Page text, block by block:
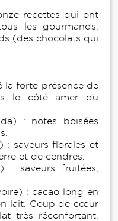
recettes qui ont
les gourmands,
(des chocolats qui
la forte présence de
le côté amer du
: notes boisées
: saveurs florales et
et de cendres.
: saveurs fruitées,
: cacao long en
lait. Coup de cœur
très réconfortant,